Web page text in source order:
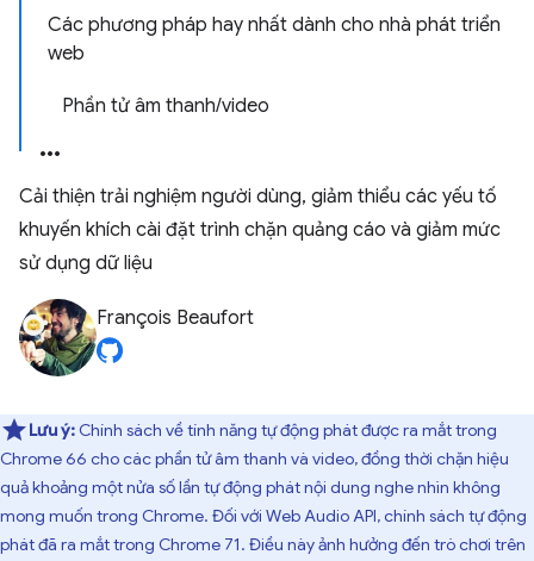
Các phương pháp hay nhất dành cho nhà phát triển
web
Phần tử âm thanh/video
Cải thiện trải nghiệm người dùng, giảm thiểu các yếu tố
khuyến khích cài đặt trình chặn quảng cáo và giảm mức
sử dụng dữ liệu
François Beaufort
Lưu ý: Chính sách về tính năng tự động phát được ra mắt trong
Chrome 66 cho các phần tử âm thanh và video, đồng thời chặn hiệu
quả khoảng một nửa số lần tự động phát nội dung nghe nhìn không
mong muốn trong Chrome. Đối với Web Audio API, chính sách tự động
phát đã ra mắt trong Chrome 71. Điều này ảnh hưởng đến trò chơi trên